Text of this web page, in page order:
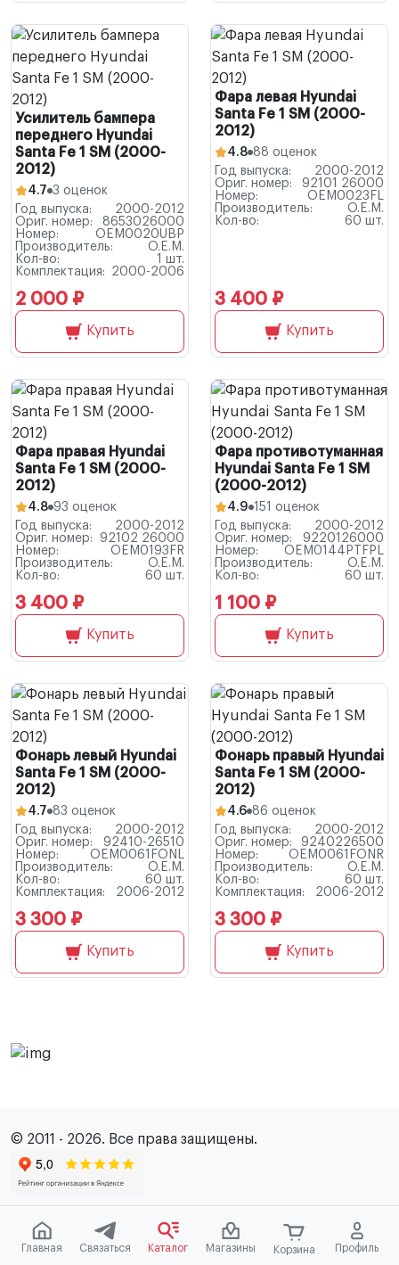
Главная Связаться Каталог Магазины Корзина Профиль
Усилитель бампера
переднего Hyundai
Santa Fe 1 SM (2000-
2012)
4.7 3 оценок
Год выпуска:
2000-2012
Ориг. номер:
8653026000
Номер:
OEM0020UBP
Производитель:
O.E.M.
Кол-во:
1 шт.
Комплектация:
2000-2006
2 000 ₽
Купить
Фара левая Hyundai
Santa Fe 1 SM (2000-
2012)
4.8 88 оценок
Год выпуска:
2000-2012
Ориг. номер:
92101 26000
Номер:
OEM0023FL
Производитель:
O.E.M.
Кол-во:
60 шт.
3 400 ₽
Купить
Фара правая Hyundai
Santa Fe 1 SM (2000-
2012)
4.8 93 оценок
Год выпуска:
2000-2012
Ориг. номер:
92102 26000
Номер:
OEM0193FR
Производитель:
O.E.M.
Кол-во:
60 шт.
3 400 ₽
Купить
Фара противотуманная
Hyundai Santa Fe 1 SM
(2000-2012)
4.9 151 оценок
Год выпуска:
2000-2012
Ориг. номер:
9220126000
Номер:
OEM0144PTFPL
Производитель:
O.E.M.
Кол-во:
60 шт.
1 100 ₽
Купить
Фонарь левый Hyundai
Santa Fe 1 SM (2000-
2012)
4.7 83 оценок
Год выпуска:
2000-2012
Ориг. номер:
92410-26510
Номер:
OEM0061FONL
Производитель:
O.E.M.
Кол-во:
60 шт.
Комплектация:
2006-2012
3 300 ₽
Купить
Фонарь правый Hyundai
Santa Fe 1 SM (2000-
2012)
4.6 86 оценок
Год выпуска:
2000-2012
Ориг. номер:
9240226500
Номер:
OEM0061FONR
Производитель:
O.E.M.
Кол-во:
60 шт.
Комплектация:
2006-2012
3 300 ₽
Купить
© 2011 - 2026. Все права защищены.